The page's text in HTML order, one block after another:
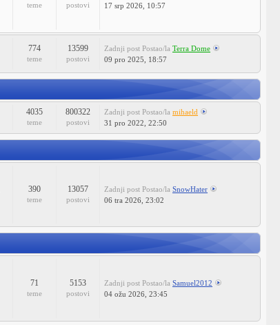
teme postovi
17 srp 2026, 10:57
774
teme
13599
postovi
Zadnji post Postao/la Terra Dome
09 pro 2025, 18:57
4035
teme
800322
postovi
Zadnji post Postao/la mihaeld
31 pro 2022, 22:50
390
teme
13057
postovi
Zadnji post Postao/la SnowHater
06 tra 2026, 23:02
71
teme
5153
postovi
Zadnji post Postao/la Samuel2012
04 ožu 2026, 23:45